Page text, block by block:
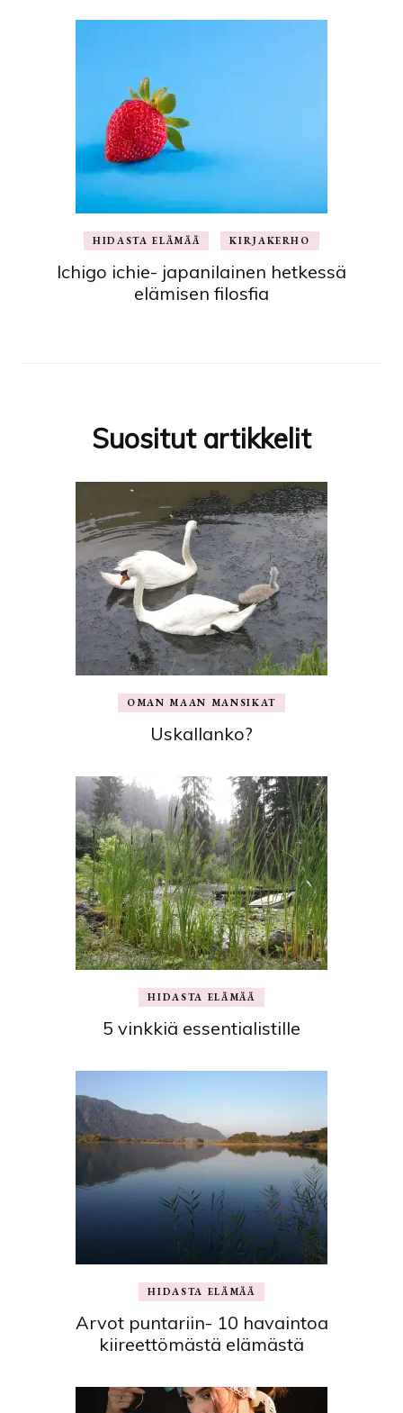
HIDASTA ELÄMÄÄ KIRJAKERHO
Ichigo ichie- japanilainen hetkessä
elämisen filosfia
Suositut artikkelit
OMAN MAAN MANSIKAT
Uskallanko?
HIDASTA ELÄMÄÄ
5 vinkkiä essentialistille
HIDASTA ELÄMÄÄ
Arvot puntariin- 10 havaintoa
kiireettömästä elämästä